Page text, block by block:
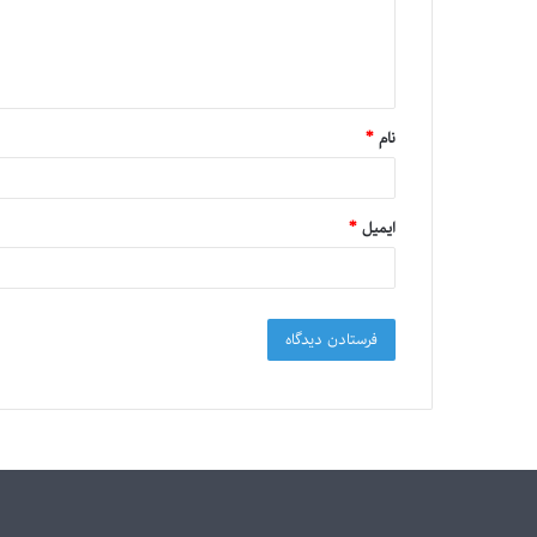
نام*
ایمیل*